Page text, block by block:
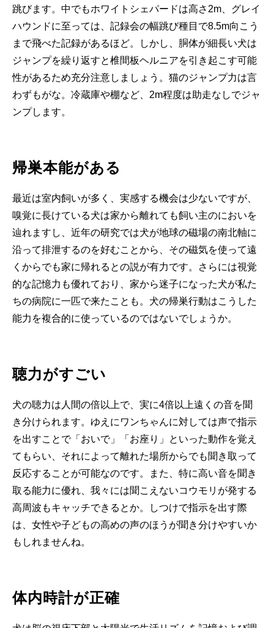
跳びます。中でもホワイトシェパードは高さ2m、グレイ
ハウンドに至っては、記録会の幅跳び種目で8.5m向こう
まで飛べた記録があるほど。しかし、胴体が細長い犬は
ジャンプを繰り返すと椎間板ヘルニアを引き起こす可能
性があるため充分注意しましょう。猫のジャンプ力は言
わずもがな。冷蔵庫や棚など、2m程度は助走なしでジャ
ンプします。
帰巣本能がある
最近は室内飼いが多く、実感する機会は少ないですが、
嗅覚に長けている犬は家から離れても飼い主のにおいを
辿れますし、近年の研究では犬が地球の磁場の南北軸に
沿って排泄するのを好むことから、その磁気を使って遠
くからでも家に帰れるとの説が有力です。さらには視覚
的な記憶力も優れており、家から迷子になった犬が私た
ちの病院に一匹で来たことも。犬の帰巣行動はこうした
能力を複合的に使っているのではないでしょうか。
聴力がすごい
犬の聴力は人間の倍以上で、実に4倍以上遠くの音を聞
き分けられます。ゆえにワンちゃんに対しては声で指示
を出すことで「おいで」「お座り」といった動作を覚え
てもらい、それによって離れた場所からでも聞き取って
反応することが可能なのです。また、特に高い音を聞き
取る能力に優れ、我々には聞こえないコウモリが発する
高周波もキャッチできるとか。しつけで指示を出す際
は、女性や子どもの高めの声のほうが聞き分けやすいか
もしれませんね。
体内時計が正確